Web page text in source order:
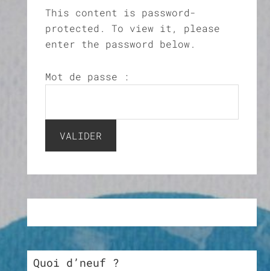
This content is password-
protected. To view it, please
enter the password below.
Mot de passe :
Quoi d’neuf ?